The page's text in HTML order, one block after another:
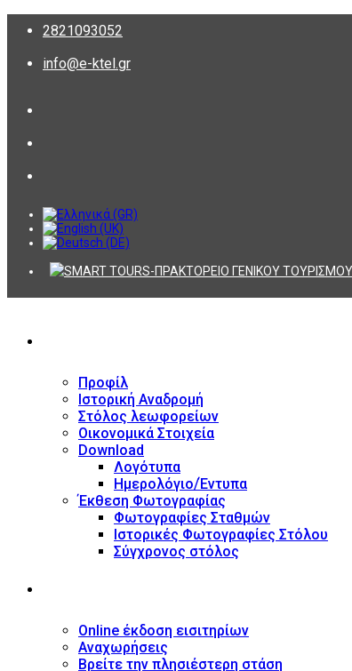
2821093052
info@e-ktel.gr
Προφίλ
Ιστορική Αναδρομή
Στόλος λεωφορείων
Οικονομικά Στοιχεία
Download
Λογότυπα
Ημερολόγιο/Έντυπα
Έκθεση Φωτογραφίας
Φωτογραφίες Σταθμών
Ιστορικές Φωτογραφίες Στόλου
Σύγχρονος στόλος
Online έκδοση εισιτηρίων
Αναχωρήσεις
Βρείτε την πλησιέστερη στάση